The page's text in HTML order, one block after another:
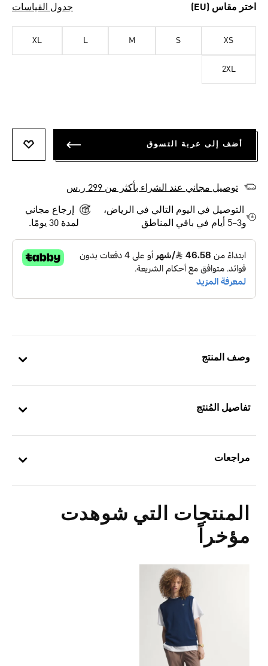
وصف المنتج
تفاصيل المُنتج
مراجعات
المنتجات التي شوهدت
مؤخراً
اختر مقاس (EU) جدول القياسات
XS
S
M
L
XL
2XL
أضف إلى عربة التسوق
توصيل مجاني عند الشراء بأكثر من 299 ر.س
التوصيل في اليوم التالي في الرياض،
و3–5 أيام في باقي المناطق
إرجاع مجاني
لمدة 30 يومًا.